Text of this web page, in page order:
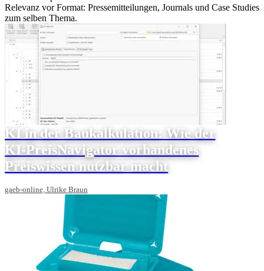
Relevanz vor Format: Pressemitteilungen, Journals und Case Studies
zum selben Thema.
KI in der Baukalkulation: Wie der
KI-PreisNavigator vorhandenes
Preiswissen nutzbar macht
gaeb-online, Ulrike Braun